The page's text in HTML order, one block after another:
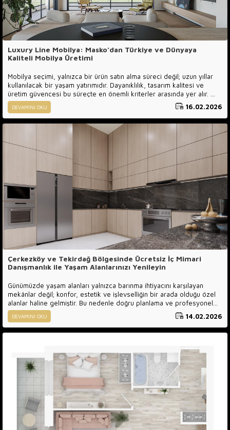
Luxury Line Mobilya: Masko’dan Türkiye ve Dünyaya
Kaliteli Mobilya Üretimi
Mobilya seçimi, yalnızca bir ürün satın alma süreci değil; uzun yıllar
kullanılacak bir yaşam yatırımıdır. Dayanıklılık, tasarım kalitesi ve
üretim güvencesi bu süreçte en önemli kriterler arasında yer alır.
Luxury Line Mobilya , güçlü üretim altyapısı, kaliteli malzeme anlayışı
ve profesyonel hizmet yaklaşımı ile Türkiye’nin ve dünyanın farklı
noktalarındaki müşterilerine güvenilir çözümler sunmaktadır.
Merkezimiz, Türkiye’nin en büyük mobilya merkezlerinden biri olan
Masko Mobilyacılar Sitesi ’nde yer almaktadır.
DEVAMINI OKU 16.02.2026
Çerkezköy ve Tekirdağ Bölgesinde Ücretsiz İç Mimari
Danışmanlık ile Yaşam Alanlarınızı Yenileyin
Günümüzde yaşam alanları yalnızca barınma ihtiyacını karşılayan
mekânlar değil; konfor, estetik ve işlevselliğin bir arada olduğu özel
alanlar haline gelmiştir. Bu nedenle doğru planlama ve profesyonel
destek almak büyük önem taşır. Luxury Line Mobilya , sunduğu
Ücretsiz Mimari Danışmanlık hizmeti ile ev ve ticari alanlarınızı mimari
bakış açısıyla yeniden değerlendirmenize yardımcı olur.
DEVAMINI OKU 14.02.2026